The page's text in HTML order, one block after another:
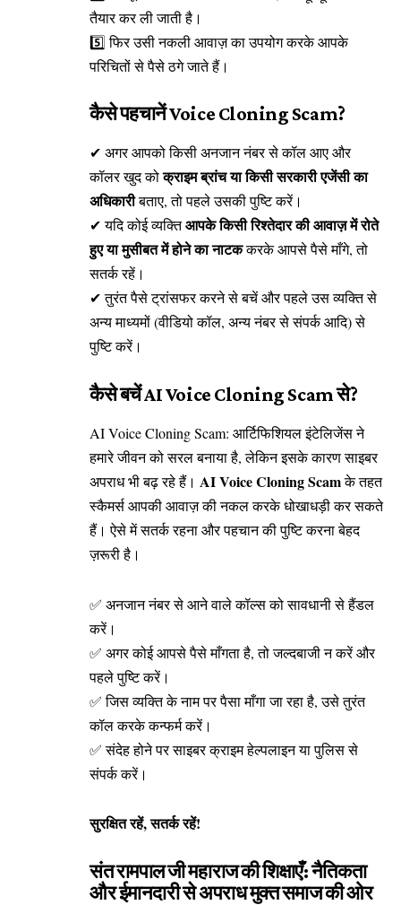
तैयार कर ली जाती है।
5️⃣ फिर उसी नकली आवाज़ का उपयोग करके आपके
परिचितों से पैसे ठगे जाते हैं।
कैसे पहचानें Voice Cloning Scam?
✔ अगर आपको किसी अनजान नंबर से कॉल आए और
कॉलर खुद कोक्राइम ब्रांच या किसी सरकारी एजेंसी का
अधिकारीबताए, तो पहले उसकी पुष्टि करें।
✔ यदि कोई व्यक्तिआपके किसी रिश्तेदार की आवाज़ में रोते
हुए या मुसीबत में होने का नाटककरके आपसे पैसे माँगे, तो
सतर्क रहें।
✔ तुरंत पैसे ट्रांसफर करने से बचें और पहले उस व्यक्ति से
अन्य माध्यमों (वीडियो कॉल, अन्य नंबर से संपर्क आदि) से
पुष्टि करें।
कैसे बचें AI Voice Cloning Scam से?
AI Voice Cloning Scam: आर्टिफिशियल इंटेलिजेंस ने
हमारे जीवन को सरल बनाया है, लेकिन इसके कारण साइबर
अपराध भी बढ़ रहे हैं। AI Voice Cloning Scamके तहत
स्कैमर्स आपकी आवाज़ की नकल करके धोखाधड़ी कर सकते
हैं। ऐसे में सतर्क रहना और पहचान की पुष्टि करना बेहद
ज़रूरी है।
✅ अनजान नंबर से आने वाले कॉल्स को सावधानी से हैंडल
करें।
✅ अगर कोई आपसे पैसे माँगता है, तो जल्दबाजी न करें और
पहले पुष्टि करें।
✅ जिस व्यक्ति के नाम पर पैसा माँगा जा रहा है, उसे तुरंत
कॉल करके कन्फर्म करें।
✅ संदेह होने पर साइबर क्राइम हेल्पलाइन या पुलिस से
संपर्क करें।
सुरक्षित रहें, सतर्क रहें!
संत रामपाल जी महाराज की शिक्षाएँ: नैतिकता
और ईमानदारी से अपराध मुक्त समाज की ओर